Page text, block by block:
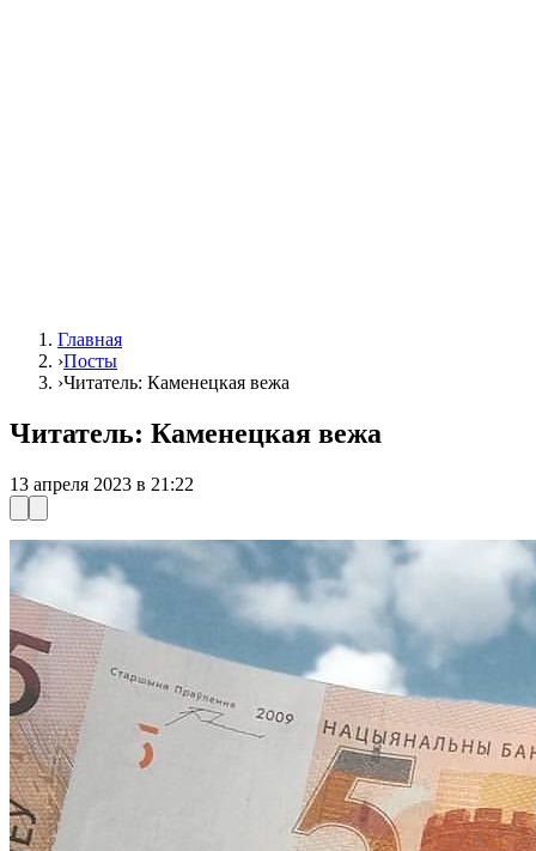
Главная
›Посты
›Читатель: Каменецкая вежа
Читатель: Каменецкая вежа
13 апреля 2023 в 21:22